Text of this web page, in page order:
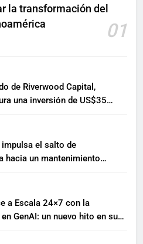
la transformación del
01
de Riverwood Capital,
una inversión de US$35
el salto de
hacia un mantenimiento
a Escala 24×7 con la
GenAI: un nuevo hito en su